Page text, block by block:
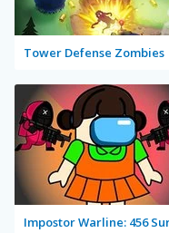
Tower Defense Zombies